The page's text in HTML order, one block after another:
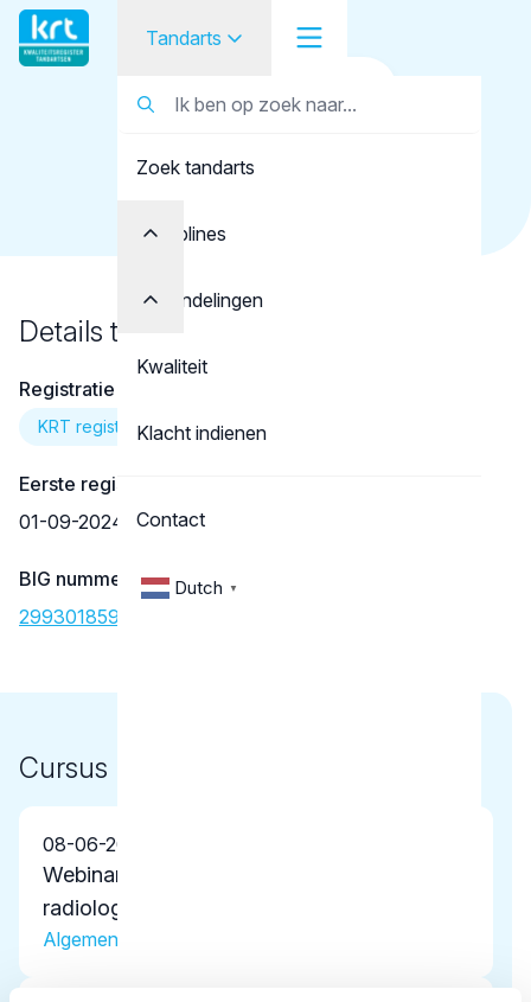
Tandarts
Student
Opleider
Zoek tandarts
Disciplines
Behandelingen
Kwaliteit
Klacht indienen
Contact
Dutch ▼
Tandarts
Vos, R.J.M.
Details tandarts
Registratie
KRT registratie
Eerste registratie
01-09-2024
BIG nummer
29930185902
Cursus
08-06-2026
Webinar Aan de slag met de richtlijnen
radiologie
Algemene scholing